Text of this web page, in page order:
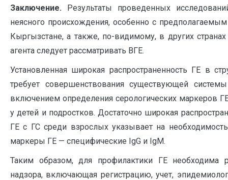
Заключение. Результаты проведенных
неясного происхождения, особенно с
Кыргызстане, а также, по-видимому, в других
агента следует рассматривать ВГЕ.
Установленная широкая распространенность ГЕ в
требует совершенствования существующей
включением определения серологических маркеров
у детей и подростков. Достаточно широкая
ГЕ с ГС среди взрослых указывает на
маркеры ГЕ — специфические IgG и IgM.
Таким образом, для профилактики ГЕ необходима
надзора, включающая регистрацию, учет,